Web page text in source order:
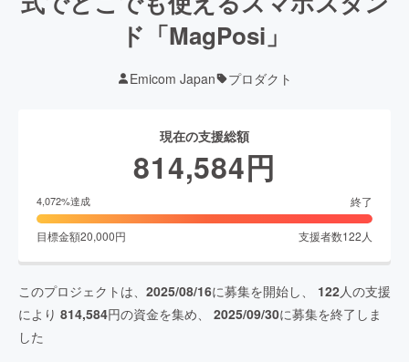
ド「MagPosi」
Emicom Japan プロダクト
現在の支援総額
814,584円
4,072%達成 終了
目標金額20,000円 支援者数122 人
このプロジェクトは、 2025/08/16に募集を開始し、 122人の支援
により 814,584円の資金を集め、 2025/09/30に募集を終了しま
した